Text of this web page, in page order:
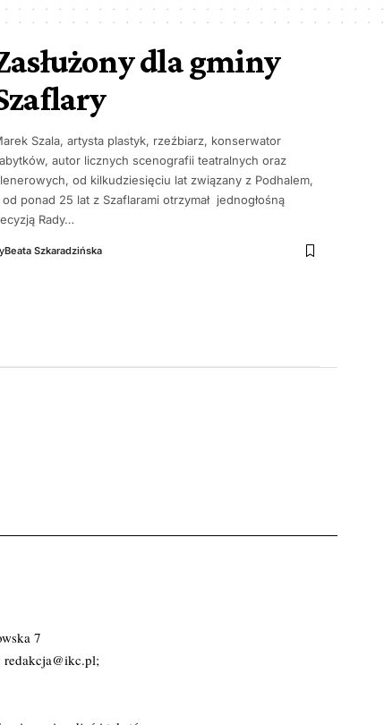
dla gminy
Szala, artysta plastyk, rzeźbiarz, konserwator
autor licznych scenografii teatralnych oraz
od kilkudziesięciu lat związany z Podhalem,
od ponad 25 lat z Szaflarami otrzymał jednogłośną
Rady…
Beata Szkaradzińska
7
redakcja@ikc.pl;